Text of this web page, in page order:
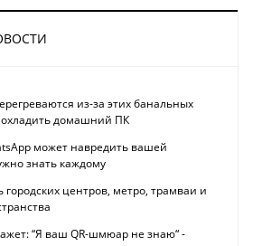
из-за этих банальных
домашний ПК
может навредить вашей
знать каждому
центров, метро, трамваи и
“Я ваш QR-шмюар не знаю“ -